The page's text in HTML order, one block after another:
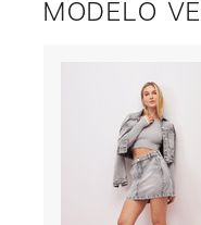
MODELO